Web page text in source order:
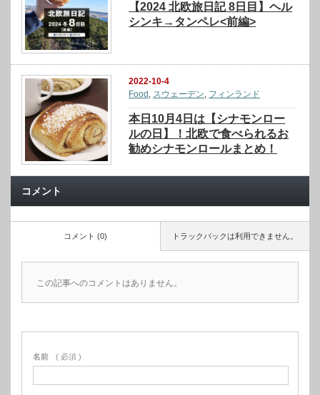
【2024 北欧旅日記 8日目】ヘル
シンキ→タンペレ<前編>
2022-10-4
Food
スウェーデン フィンランド
本日10月4日は【シナモンロー
ルの日】！北欧で食べられるお
勧めシナモンロールまとめ！
コメント
トラックバックは利用できません。
コメント (0)
この記事へのコメントはありません。
名前 ( 必須 )